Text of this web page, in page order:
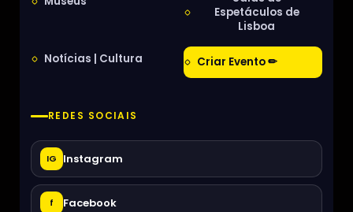
Espetáculos de
Lisboa
Notícias | Cultura Criar Evento ✏
REDES SOCIAIS
IG Instagram
f Facebook